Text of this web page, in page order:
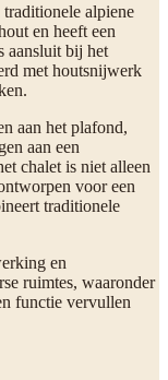
alpiene
en heeft een
aansluit bij het
met houtsnijwerk
aan het plafond,
aan een
chalet is niet alleen
voor een
traditionele
en
ruimtes, waaronder
functie vervullen